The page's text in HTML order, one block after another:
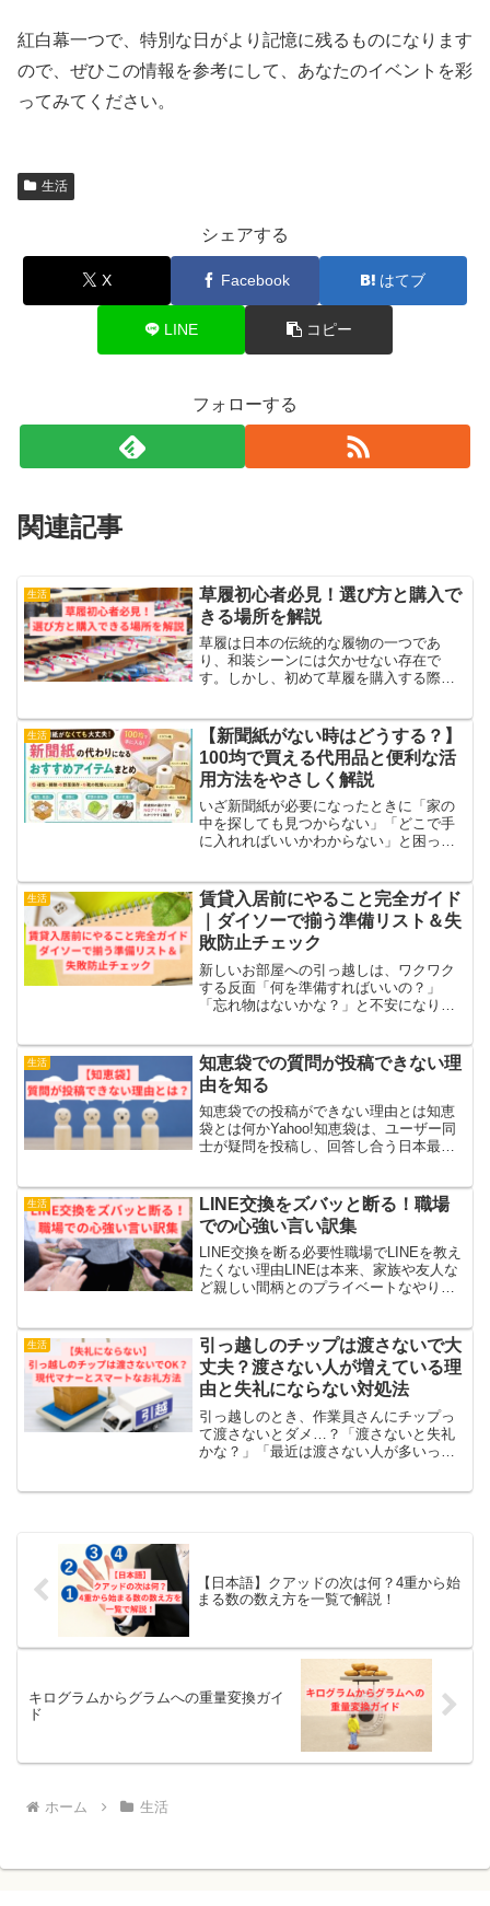
紅白幕一つで、特別な日がより記憶に残るものになります
ので、ぜひこの情報を参考にして、あなたのイベントを彩
ってみてください。
生活
シェアする
X Facebook はてブ
LINE コピー
フォローする
関連記事
生活
草履初心者必見！選び方と購入で
きる場所を解説
草履は日本の伝統的な履物の一つであ
り、和装シーンには欠かせない存在で
す。しかし、初めて草履を購入する際に
の記事では、草履初心者の方に向けて、
選び方のポイントやおすすめの...
生活
【新聞紙がない時はどうする？】
100均で買える代用品と便利な活
用方法をやさしく解説
いざ新聞紙が必要になったときに「家の
中を探しても見つからない」「どこで手
に入れればいいかわからない」と困って
必要はありません。実は100均には新聞紙
の代わりとして使える便...
生活
賃貸入居前にやること完全ガイド
｜ダイソーで揃う準備リスト＆失
敗防止チェック
新しいお部屋への引っ越しは、ワクワク
する反面「何を準備すればいいの？」
「忘れ物はないかな？」と不安になりが
の方にもわかりやすく、やさしい言葉で
まとめました。ダイソーなど...
生活
知恵袋での質問が投稿できない理
由を知る
知恵袋での投稿ができない理由とは知恵
袋とは何かYahoo!知恵袋は、ユーザー同
士が疑問を投稿し、回答し合う日本最大
利用されています。知恵袋の基本的な利
用方法質問や回答...
生活
LINE交換をズバッと断る！職場
での心強い言い訳集
LINE交換を断る必要性職場でLINEを教え
たくない理由LINEは本来、家族や友人な
ど親しい間柄とのプライベートなやり取
たときにためらいを感じるのはごく自然
なことで...
生活
引っ越しのチップは渡さないで大
丈夫？渡さない人が増えている理
由と失礼にならない対処法
引っ越しのとき、作業員さんにチップっ
て渡さないとダメ…？「渡さないと失礼
かな？」「最近は渡さない人が多いって
【日本語】クアッドの次は何？4重から始
まる数の数え方を一覧で解説！
キログラムからグラムへの重量変換ガイ
ド
ホーム 生活